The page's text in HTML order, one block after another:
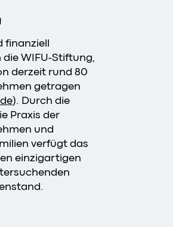
finanziell
WIFU-Stiftung,
derzeit rund 80
getragen
). Durch die
Praxis der
und
verfügt das
einzigartigen